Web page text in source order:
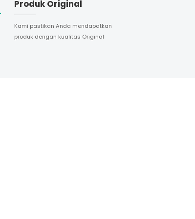
Produk Original
Kami pastikan Anda mendapatkan
produk dengan kualitas Original